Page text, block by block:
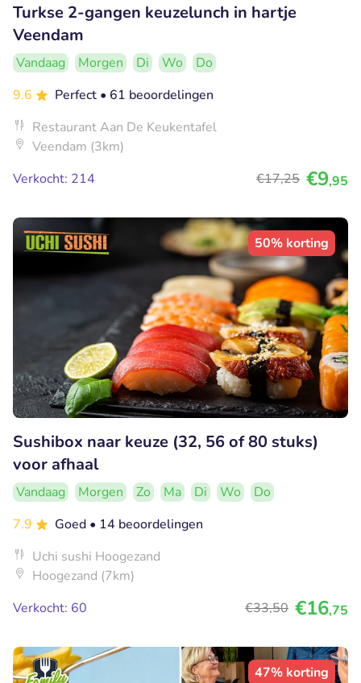
Turkse 2-gangen keuzelunch in hartje
Veendam
Vandaag Morgen Di Wo
Do
9.6
Perfect • 61 beoordelingen
Restaurant Aan De Keukentafel
Veendam (3km)
Verkocht: 214
€17,25 €9,95
50% korting
Sushibox naar keuze (32, 56 of 80 stuks)
voor afhaal
Vandaag Morgen Zo Ma Di Wo
Do
7.9
Goed • 14 beoordelingen
Uchi sushi Hoogezand
Hoogezand (7km)
Verkocht: 60
€33,50 €16,75
47% korting